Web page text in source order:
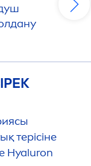
терісіне
Hyaluron